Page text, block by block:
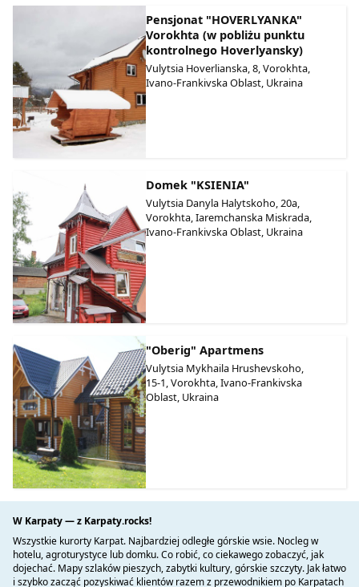
Pensjonat "HOVERLYANKA"
Vorokhta (w pobliżu punktu
kontrolnego Hoverlyansky)
Vulytsia Hoverlianska, 8, Vorokhta,
Ivano-Frankivska Oblast, Ukraina
Domek "KSIENIA"
Vulytsia Danyla Halytskoho, 20a,
Vorokhta, Iaremchanska Miskrada,
Ivano-Frankivska Oblast, Ukraina
"Oberig" Apartmens
Vulytsia Mykhaila Hrushevskoho,
15-1, Vorokhta, Ivano-Frankivska
Oblast, Ukraina
W Karpaty — z Karpaty.rocks!
Wszystkie kurorty Karpat. Najbardziej odległe górskie wsie. Nocleg w
hotelu, agroturystyce lub domku. Co robić, co ciekawego zobaczyć, jak
dojechać. Mapy szlaków pieszych, zabytki kultury, górskie szczyty. Jak łatwo
i szybko zacząć pozyskiwać klientów razem z przewodnikiem po Karpatach